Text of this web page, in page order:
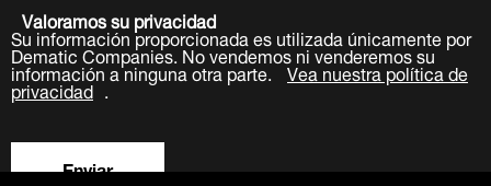
Valoramos su privacidad
Su información proporcionada es utilizada únicamente por
Dematic Companies. No vendemos ni venderemos su
información a ninguna otra parte. Vea nuestra política de
privacidad .
Enviar